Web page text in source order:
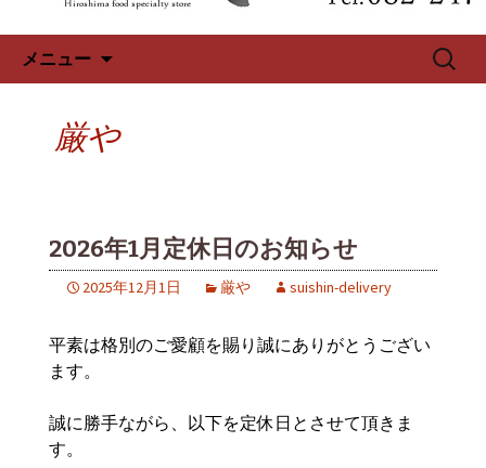
メニュー
検
厳や
2026年1月定休日のお知らせ
2025年12月1日 厳や suishin-delivery
平素は格別のご愛顧を賜り誠にありがとうござい
ます。
誠に勝手ながら、以下を定休日と させて頂きま
す。